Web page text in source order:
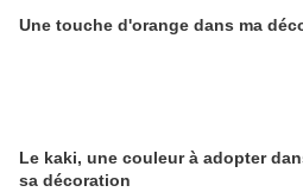
Une touche d'orange dans ma
Le kaki, une couleur à adopter
sa décoration